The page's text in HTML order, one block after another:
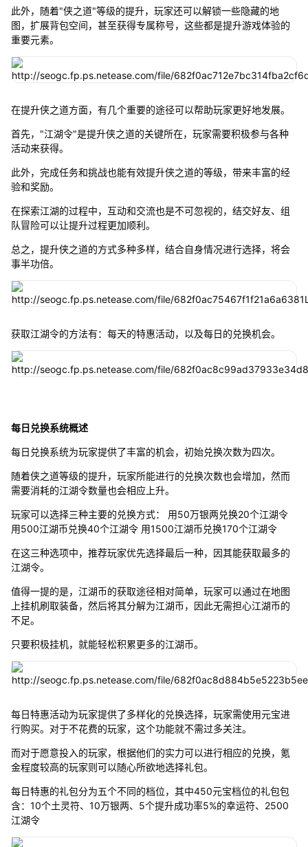
此外，随着"侠之道"等级的提升，玩家还可以解锁一些隐藏的地
图，扩展背包空间，甚至获得专属称号，这些都是提升游戏体验的
重要元素。
在提升侠之道方面，有几个重要的途径可以帮助玩家更好地发展。
首先，"江湖令"是提升侠之道的关键所在，玩家需要积极参与各种
活动来获得。
此外，完成任务和挑战也能有效提升侠之道的等级，带来丰富的经
验和奖励。
在探索江湖的过程中，互动和交流也是不可忽视的，结交好友、组
队冒险可以让提升过程更加顺利。
总之，提升侠之道的方式多种多样，结合自身情况进行选择，将会
事半功倍。
获取江湖令的方法有：每天的特惠活动，以及每日的兑换机会。
每日兑换系统概述
每日兑换系统为玩家提供了丰富的机会，初始兑换次数为四次。
随着侠之道等级的提升，玩家所能进行的兑换次数也会增加，然而
需要消耗的江湖令数量也会相应上升。
玩家可以选择三种主要的兑换方式： 用50万银两兑换20个江湖令
用500江湖币兑换40个江湖令 用1500江湖币兑换170个江湖令
在这三种选项中，推荐玩家优先选择最后一种，因其能获取最多的
江湖令。
值得一提的是，江湖币的获取途径相对简单，玩家可以通过在地图
上挂机刷取装备，然后将其分解为江湖币，因此无需担心江湖币的
不足。
只要积极挂机，就能轻松积累更多的江湖币。
每日特惠活动为玩家提供了多样化的兑换选择，玩家需使用元宝进
行购买。对于不花费的玩家，这个功能就不需过多关注。
而对于愿意投入的玩家，根据他们的实力可以进行相应的兑换，氪
金程度较高的玩家则可以随心所欲地选择礼包。
每日特惠的礼包分为五个不同的档位，其中450元宝档位的礼包包
含：10个土灵符、10万银两、5个提升成功率5%的幸运符、2500
江湖令